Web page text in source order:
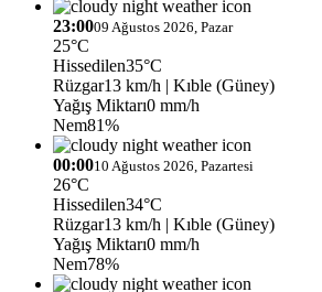
23:0009 Ağustos 2026, Pazar
25°C
Hissedilen35°C
Rüzgar13 km/h | Kıble (Güney)
Yağış Miktarı0 mm/h
Nem81%
00:0010 Ağustos 2026, Pazartesi
26°C
Hissedilen34°C
Rüzgar13 km/h | Kıble (Güney)
Yağış Miktarı0 mm/h
Nem78%